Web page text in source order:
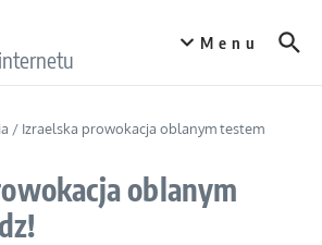
Menu
/ Izraelska prowokacja oblanym testem
oblanym